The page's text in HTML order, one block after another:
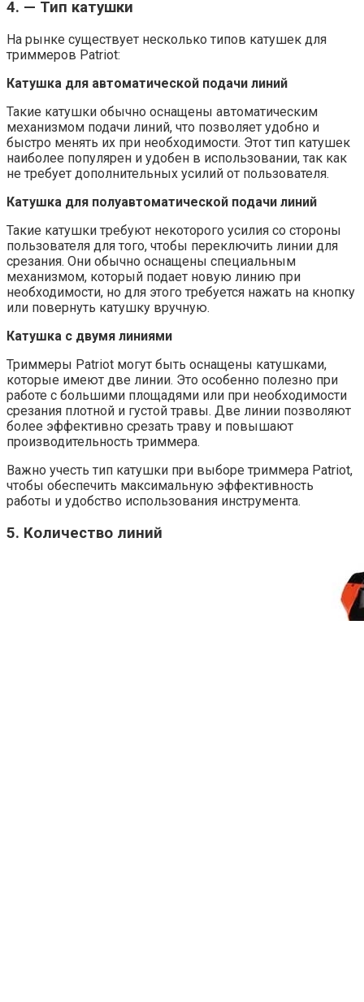
4. — Тип катушки
На рынке существует несколько типов катушек для
триммеров Patriot:
Катушка для автоматической подачи линий
Такие катушки обычно оснащены автоматическим
механизмом подачи линий, что позволяет удобно и
быстро менять их при необходимости. Этот тип катушек
наиболее популярен и удобен в использовании, так как
не требует дополнительных усилий от пользователя.
Катушка для полуавтоматической подачи линий
Такие катушки требуют некоторого усилия со стороны
пользователя для того, чтобы переключить линии для
срезания. Они обычно оснащены специальным
механизмом, который подает новую линию при
необходимости, но для этого требуется нажать на кнопку
или повернуть катушку вручную.
Катушка с двумя линиями
Триммеры Patriot могут быть оснащены катушками,
которые имеют две линии. Это особенно полезно при
работе с большими площадями или при необходимости
срезания плотной и густой травы. Две линии позволяют
более эффективно срезать траву и повышают
производительность триммера.
Важно учесть тип катушки при выборе триммера Patriot,
чтобы обеспечить максимальную эффективность
работы и удобство использования инструмента.
5. Количество линий